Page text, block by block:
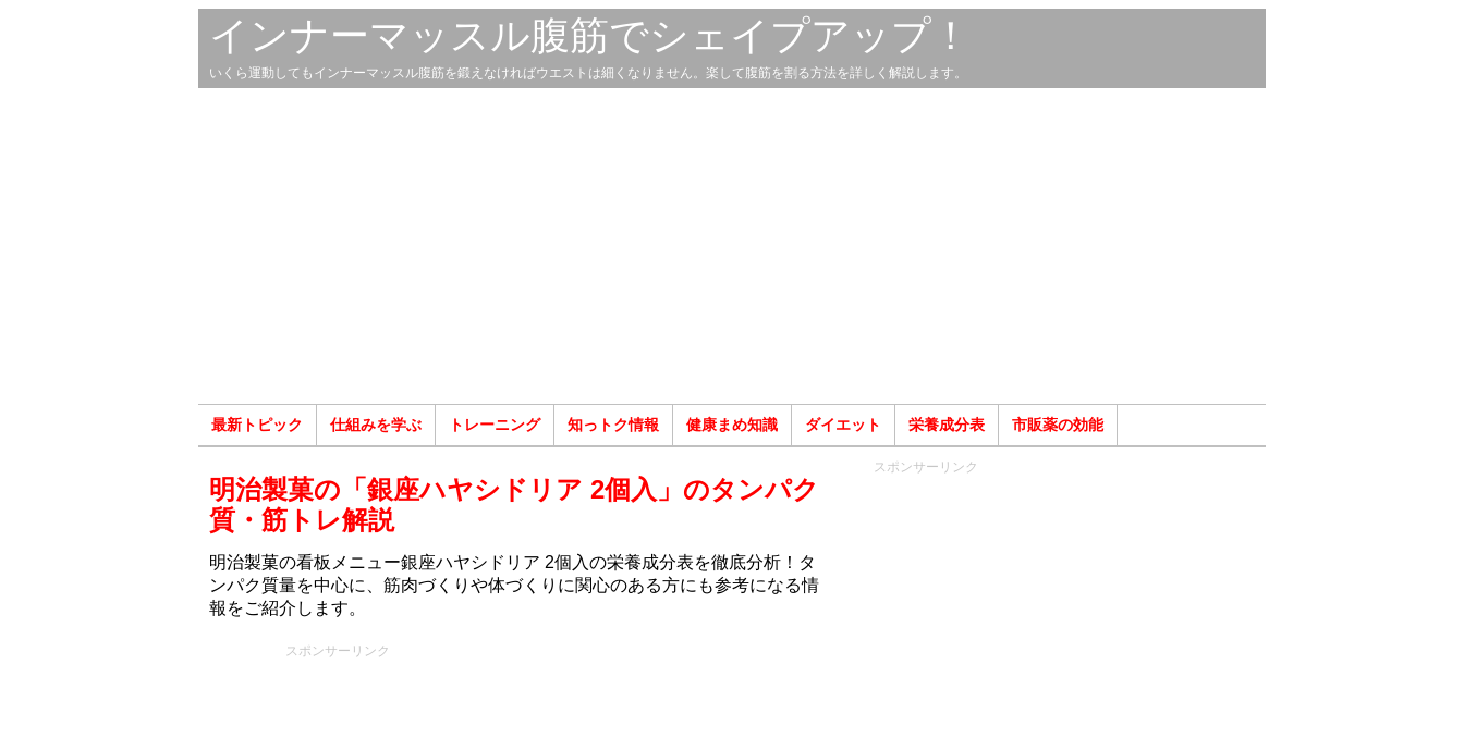
インナーマッスル腹筋でシェイプアップ！
いくら運動してもインナーマッスル腹筋を鍛えなければウエストは細くなりません。楽して腹筋を割る方法を詳しく解説します。
最新トピック 仕組みを学ぶ トレーニング 知っトク情報 健康まめ知識 ダイエット 栄養成分表 市販薬の効能
明治製菓の「銀座ハヤシドリア 2個入」のタンパク
質・筋トレ解説
明治製菓の看板メニュー銀座ハヤシドリア 2個入の栄養成分表を徹底分析！タ
ンパク質量を中心に、筋肉づくりや体づくりに関心のある方にも参考になる情
報をご紹介します。
スポンサーリンク
スポンサーリンク